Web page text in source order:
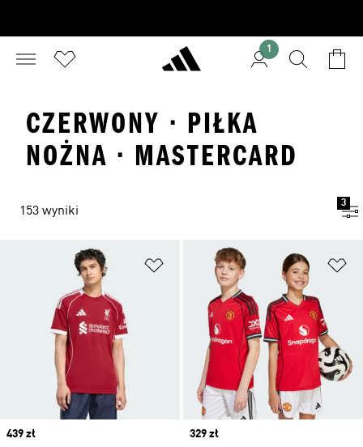
1
CZERWONY · PIŁKA
NOŻNA · MASTERCARD
153 wyniki
3
Dodaj do listy życzeń
Price
439 zł
Price
329 zł